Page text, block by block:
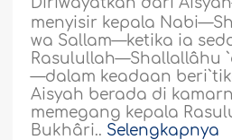
menyisir kepala
wa Sallam—ketika ia
Rasulullah—Shallallâhu
—dalam keadaan
Aisyah berada di
memegang kepala
Bukhâri.. Selengkapnya